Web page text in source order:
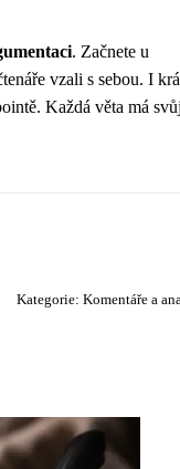
. Začnete u
vzali s sebou. I
Každá věta má
Kategorie: Komentáře a